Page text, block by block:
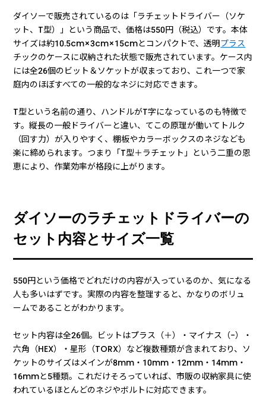
ダイソーで販売されているのは「ラチェットドライバー（ソケ
ット、T型）」という商品で、価格は550円（税込）です。本体
サイズは約10.5cm×3cm×15cmとコンパクトで、透明プラス
チックのケースに収納された状態で販売されています。ケース内
には全26個のビット＆ソケットが収まっており、これ一つで家
庭内のほぼすべての一般的なネジに対応できます。
T型という名前の通り、ハンドルがT字になっているのも特徴で
す。縦長の一般ドライバーと違い、てこの原理が働いてトルク
（回す力）が入りやすく、棚板やカラーボックスのネジなども
楽に締められます。つまり「T型＋ラチェット」という二重の恩
恵により、作業効率が格段に上がります。
ダイソーのラチェットドライバーの
セット内容とサイズ一覧
550円という価格でどれだけの内容が入っているのか、気になる
人も多いはずです。実際の内容を整理すると、かなりのボリュ
ームであることがわかります。
セット内容は全26個。ビットはプラス（＋）・マイナス（−）・
六角（HEX）・星形（TORX）など複数種類が含まれており、ソ
ケットのサイズはメインが8mm・10mm・12mm・14mm・
16mmと5種類。これだけそろっていれば、市販の収納家具に使
われているほとんどのネジやボルトに対応できます。